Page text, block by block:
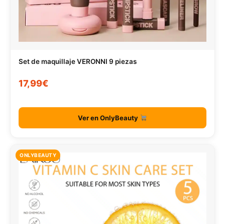
Set de maquillaje VERONNI 9 piezas
17,99€
Ver en OnlyBeauty
ONLYBEAUTY